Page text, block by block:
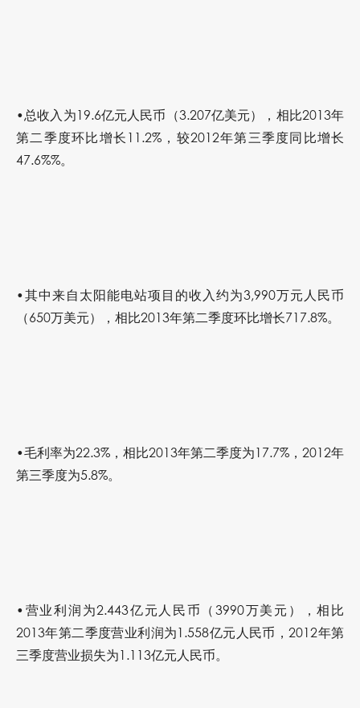
•总收入为19.6亿元人民币（3.207亿美元），相比2013年
第二季度环比增长11.2%，较2012年第三季度同比增长
47.6%%。
•其中来自太阳能电站项目的收入约为3,990万元人民币
（650万美元），相比2013年第二季度环比增长717.8%。
•毛利率为22.3%，相比2013年第二季度为17.7%，2012年
第三季度为5.8%。
•营业利润为2.443亿元人民币（3990万美元），相比
2013年第二季度营业利润为1.558亿元人民币，2012年第
三季度营业损失为1.113亿元人民币。